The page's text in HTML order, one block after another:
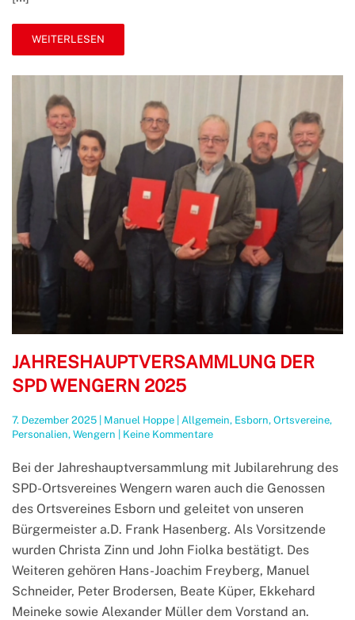
WEITERLESEN
JAHRESHAUPTVERSAMMLUNG DER
SPD WENGERN 2025
7. Dezember 2025 Manuel Hoppe Allgemein, Esborn, Ortsvereine,
Personalien, Wengern Keine Kommentarezu
der
Wengern
2025
Bei der Jahreshauptversammlung mit Jubilarehrung des
SPD-Ortsvereines Wengern waren auch die Genossen
des Ortsvereines Esborn und geleitet von unseren
Bürgermeister a.D. Frank Hasenberg. Als Vorsitzende
wurden Christa Zinn und John Fiolka bestätigt. Des
Weiteren gehören Hans-Joachim Freyberg, Manuel
Schneider, Peter Brodersen, Beate Küper, Ekkehard
Meineke sowie Alexander Müller dem Vorstand an.